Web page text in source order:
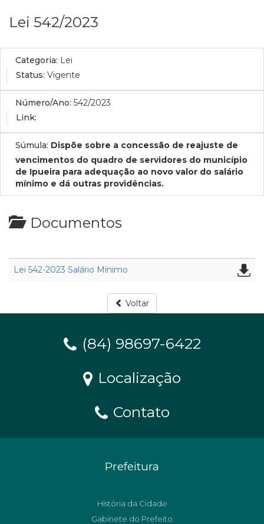
Lei 542/2023
Categoria: Lei
Status: Vigente
Número/Ano: 542/2023
Link:
Súmula: Dispõe sobre a concessão de reajuste de
vencimentos do quadro de servidores do município
de Ipueira para adequação ao novo valor do salário
mínimo e dá outras providências.
Documentos
Lei 542-2023 Salário Mínimo
Voltar
(84) 98697-6422
Localização
Contato
Prefeitura
História da Cidade
Gabinete do Prefeito